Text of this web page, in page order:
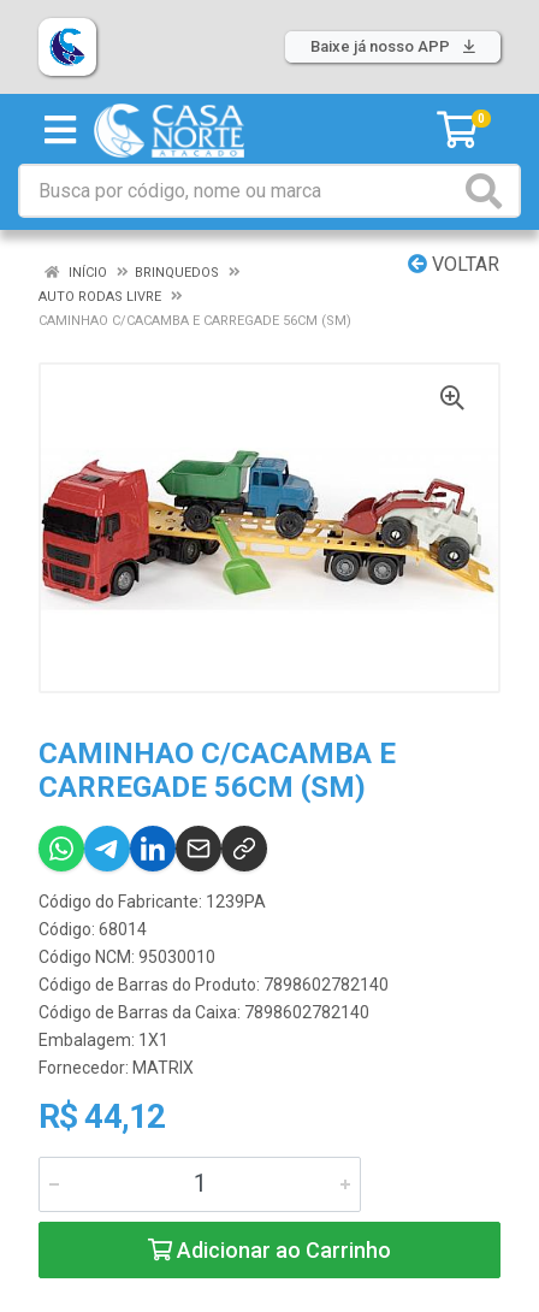
Baixe já nosso APP
0
VOLTAR
INÍCIO
BRINQUEDOS
AUTO RODAS LIVRE
CAMINHAO C/CACAMBA E CARREGADE 56CM (SM)
CAMINHAO C/CACAMBA E
CARREGADE 56CM (SM)
Código do Fabricante: 1239PA
Código: 68014
Código NCM: 95030010
Código de Barras do Produto: 7898602782140
Código de Barras da Caixa: 7898602782140
Embalagem: 1X1
Fornecedor: MATRIX
R$ 44,12
Adicionar ao Carrinho